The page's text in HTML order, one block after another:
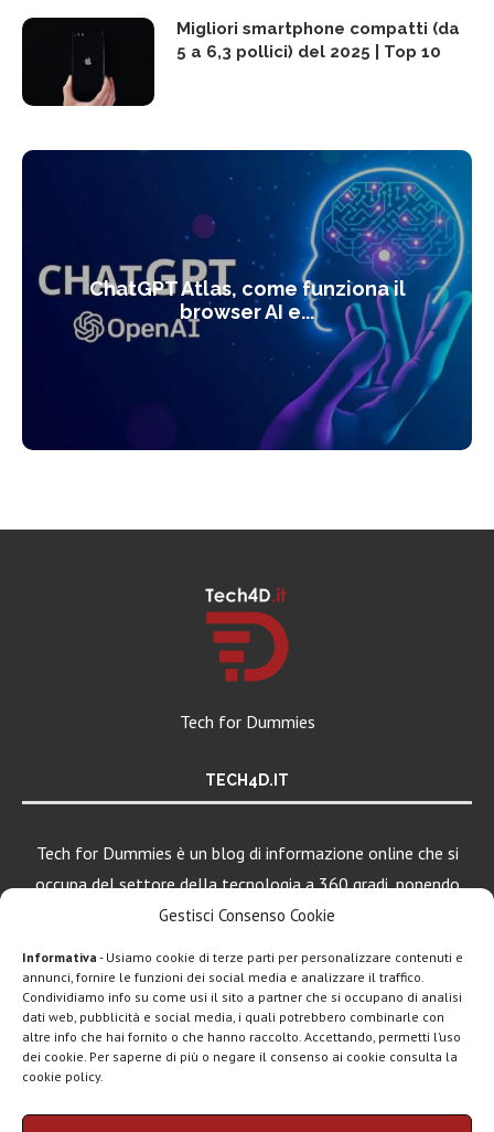
Gestisci Consenso Cookie
Informativa - Usiamo cookie di terze parti per personalizzare contenuti e
annunci, fornire le funzioni dei social media e analizzare il traffico.
Condividiamo info su come usi il sito a partner che si occupano di analisi
dati web, pubblicità e social media, i quali potrebbero combinarle con
altre info che hai fornito o che hanno raccolto. Accettando, permetti l’uso
dei cookie. Per saperne di più o negare il consenso ai cookie consulta la
cookie policy.
Migliori smartphone compatti (da
5 a 6,3 pollici) del 2025 | Top 10
ChatGPT Atlas, come funziona il
browser AI e...
Tech for Dummies
TECH4D.IT
Tech for Dummies è un blog di informazione online che si
occupa del settore della tecnologia a 360 gradi, ponendo
una particolare attenzione al mondo Android, Apple e
Chi siamo Contatti Disclaimer Privacy policy
LEGGI ANCHE
Google lancia
Search Live con